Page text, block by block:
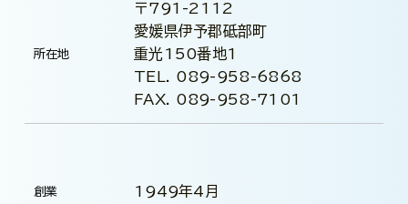
所在地
〒791-2112
愛媛県伊予郡砥部町
重光150番地1
TEL. 089-958-6868
FAX. 089-958-7101
創業 1949年4月